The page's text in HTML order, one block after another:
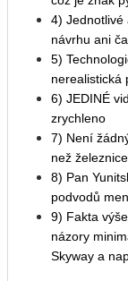
4) Jednotlivé
návrhu ani
5)
nerealistická
6) JEDINÉ
zrychleno
7) Není
než železnice
8) Pan
podvodů
9) Fakta
názory
Skyway a